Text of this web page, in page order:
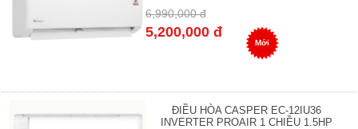
6,990,000 đ
5,200,000 đ
Mới
ĐIỀU HÒA CASPER EC-12IU36
INVERTER PROAIR 1 CHIỀU 1.5HP